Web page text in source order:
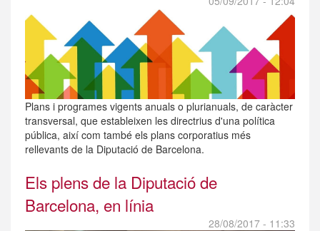
Plans i programes vigents anuals o plurianuals, de caràcter
transversal, que estableixen les directrius d'una política
pública, així com també els plans corporatius més
rellevants de la Diputació de Barcelona.
Els plens de la Diputació de
Barcelona, en línia
28/08/2017 - 11:33